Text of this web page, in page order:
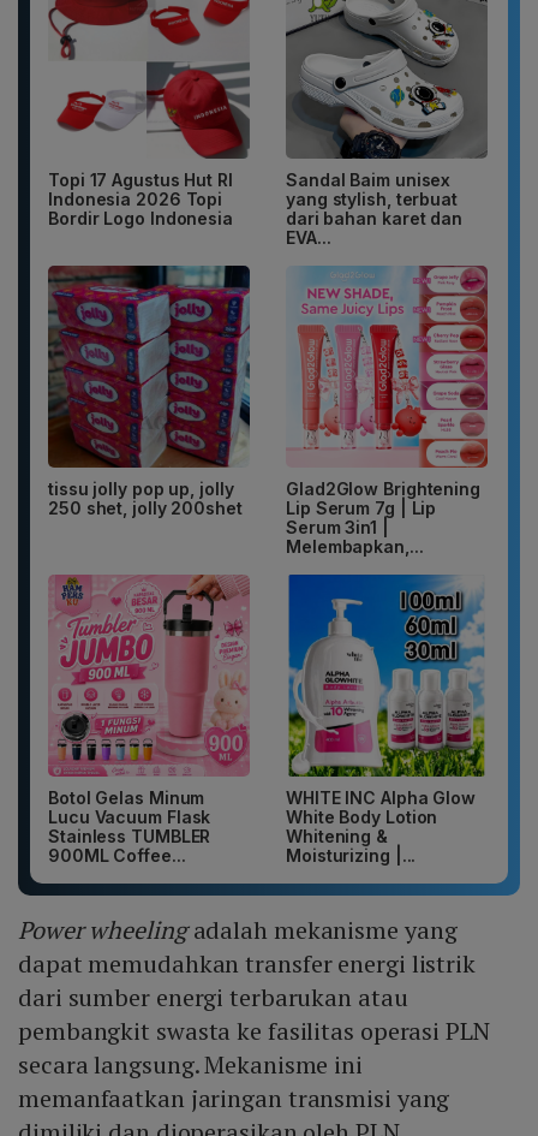
Topi 17 Agustus Hut RI
Indonesia 2026 Topi
Bordir Logo Indonesia
Sandal Baim unisex
yang stylish, terbuat
dari bahan karet dan
EVA...
tissu jolly pop up, jolly
250 shet, jolly 200shet
Glad2Glow Brightening
Lip Serum 7g | Lip
Serum 3in1 |
Melembapkan,...
Botol Gelas Minum
Lucu Vacuum Flask
Stainless TUMBLER
900ML Coffee...
WHITE INC Alpha Glow
White Body Lotion
Whitening &
Moisturizing |...
Power wheelingadalah mekanisme yang
dapat memudahkan transfer energi listrik
dari sumber energi terbarukan atau
pembangkit swasta ke fasilitas operasi PLN
secara langsung. Mekanisme ini
memanfaatkan jaringan transmisi yang